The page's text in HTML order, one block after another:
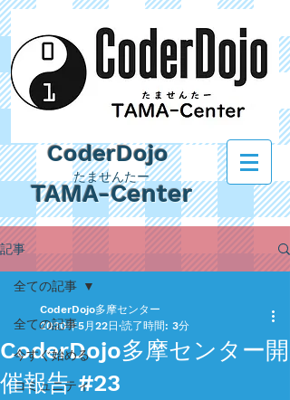
CoderDojo
たませんたー
TAMA-Center
記事
全ての記事
今すぐ始める
コミュニティ
全ての記事
CoderDojo多摩センター開
催報告 #23
CoderDojo多摩センター
2020年5月22日 読了時間: 3分